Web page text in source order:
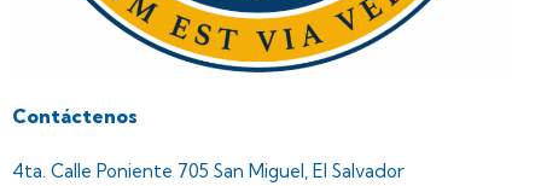
Contáctenos
4ta. Calle Poniente 705 San Miguel, El Salvador